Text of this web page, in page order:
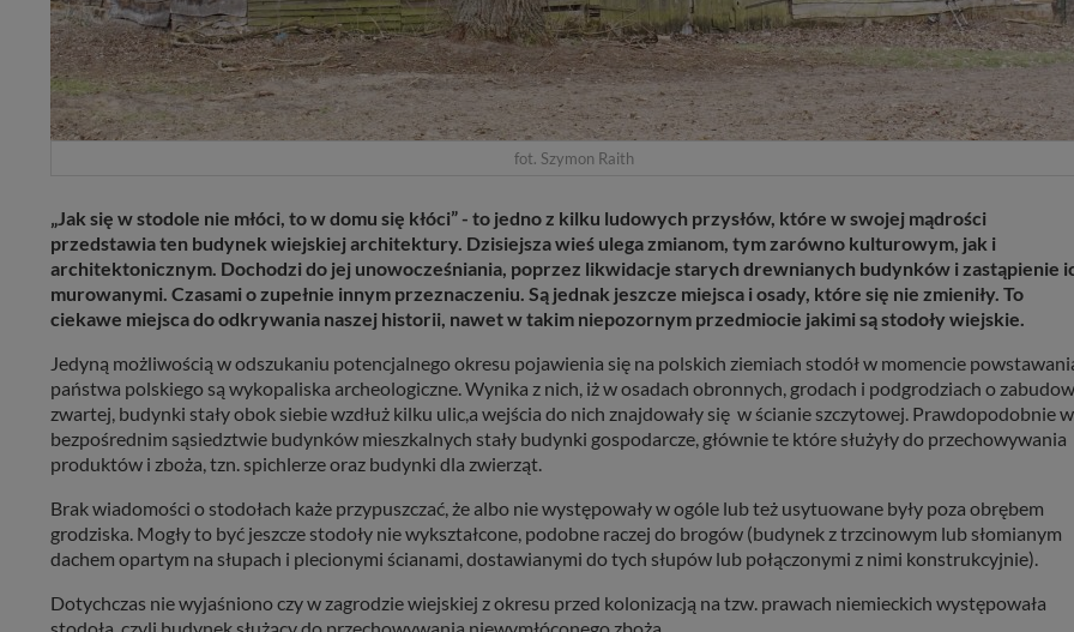
fot. Szymon Raith
„Jak się w stodole nie młóci, to w domu się kłóci” - to jedno z kilku ludowych przysłów, które w swojej mądrości
przedstawia ten budynek wiejskiej architektury. Dzisiejsza wieś ulega zmianom, tym zarówno kulturowym, jak i
architektonicznym. Dochodzi do jej unowocześniania, poprzez likwidacje starych drewnianych budynków i zastąpienie
murowanymi. Czasami o zupełnie innym przeznaczeniu. Są jednak jeszcze miejsca i osady, które się nie zmieniły. To
ciekawe miejsca do odkrywania naszej historii, nawet w takim niepozornym przedmiocie jakimi są stodoły wiejskie.
Jedyną możliwością w odszukaniu potencjalnego okresu pojawienia się na polskich ziemiach stodół w momencie
państwa polskiego są wykopaliska archeologiczne. Wynika z nich, iż w osadach obronnych, grodach i podgrodziach o
zwartej, budynki stały obok siebie wzdłuż kilku ulic,a wejścia do nich znajdowały się w ścianie szczytowej. Prawdopodobnie w
bezpośrednim sąsiedztwie budynków mieszkalnych stały budynki gospodarcze, głównie te które służyły do przechowywania
produktów i zboża, tzn. spichlerze oraz budynki dla zwierząt.
Brak wiadomości o stodołach każe przypuszczać, że albo nie występowały w ogóle lub też usytuowane były poza obrębem
grodziska. Mogły to być jeszcze stodoły nie wykształcone, podobne raczej do brogów (budynek z trzcinowym lub słomianym
dachem opartym na słupach i plecionymi ścianami, dostawianymi do tych słupów lub połączonymi z nimi konstrukcyjnie).
Dotychczas nie wyjaśniono czy w zagrodzie wiejskiej z okresu przed kolonizacją na tzw. prawach niemieckich występowała